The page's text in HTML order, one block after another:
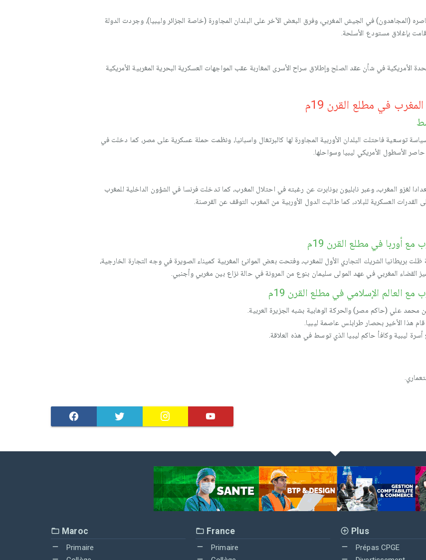
(المجاهدون) في الجيش المغربي، وفرق البعض الآخر على البلدان المجاورة (خاصة الجزائر وليبيا)، وجردت الدولة
قامت بإغلاق مستودع الأسلحة.
الأمريكية في شأن عقد الصلح وإطلاق سراح الأسرى المغاربة عقب المواجهات العسكرية البحرية المغربية الأمريكية
في مطلع القرن 19م
القرن 19م اتبعت فرنسا سياسة توسعية فاحتلت البلدان الأوربية المجاورة لها كالبرتغال واسبانيا، ونظمت حملة عسكرية على مصر، كما دخلت في
الأسطول الأمريكي ليبيا وسواحلها.
لغزو المغرب، وعبر نابليون بونابرت عن رغبته في احتلال المغرب، كما تدخلت فرنسا في الشؤون الداخلية للمغرب
العسكرية للبلاد، كما طالبت الدول الأوربية من المغرب التوقف عن القرصنة.
أوربا في مطلع القرن 19م
بريطانيا الشريك التجاري الأول للمغرب، وفتحت بعض الموانئ المغربية كميناء الصويرة في وجه التجارة الخارجية،
القضاء المغربي في عهد المولى سليمان بنوع من المرونة في حالة نزاع بين مغربي وأجنبي.
العالم الإسلامي في مطلع القرن 19م
علي (حاكم مصر) والحركة الوهابية بشبه الجزيرة العربية.
هذا الأخير بحصار طرابلس عاصمة ليبيا.
ليبية وكافأ حاكم ليبيا الذي توسط في هذه العلاقة.
Maroc
Primaire
France
Primaire
Plus
Prépas CPGE